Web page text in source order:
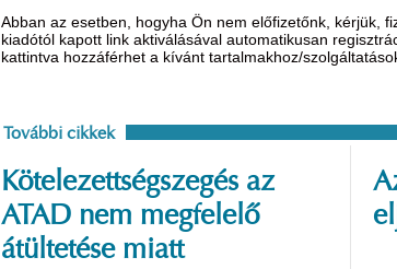
Abban az esetben, hogyha Ön nem előfizetőnk, kérjük,
kiadótól kapott link aktiválásával automatikusan
kattintva hozzáférhet a kívánt tartalmakhoz/
További cikkek
Kötelezettségszegés az
ATAD nem megfelelő
átültetése miatt